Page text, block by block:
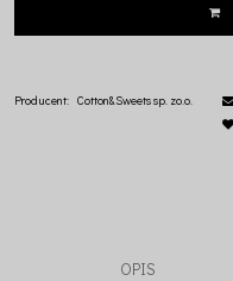
Producent: Cotton&Sweets sp. zo.o.
OPIS